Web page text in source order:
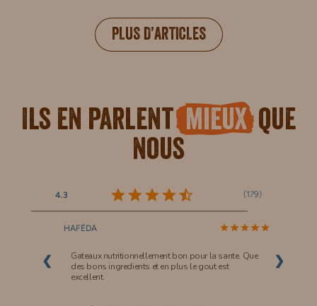
PLUS D’ARTICLES
Ils en parlent mieuxque
nous
4.3 (179)
❮
HAFÉDA
Gateaux nutritionnellement bon pour la sante. Que
des bons ingredients et en plus le gout est
excellent.
❯